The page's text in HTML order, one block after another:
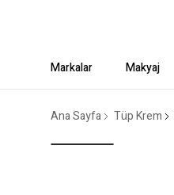
Markalar Makyaj
Ana Sayfa Tüp Krem